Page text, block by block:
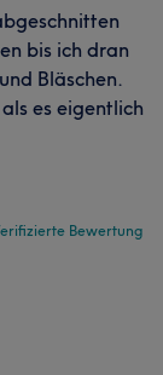
bis ich dran
Bläschen.
es eigentlich
Bewertung